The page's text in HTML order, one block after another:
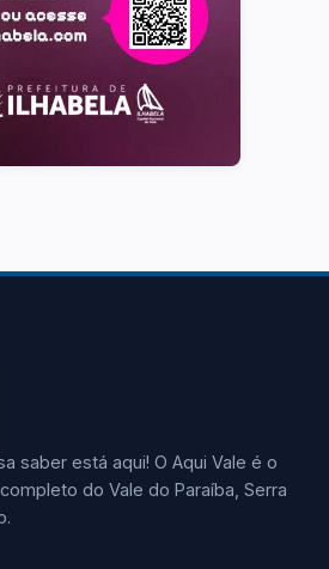
saber está aqui! O Aqui Vale é o
do Vale do Paraíba, Serra